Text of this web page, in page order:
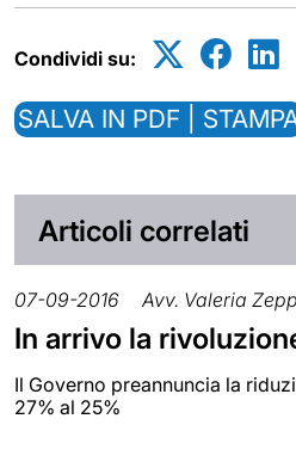
Condividi su:
SALVA IN PDF |
Articoli correlati
07-09-2016 Avv. Valeria
In arrivo la
Il Governo preannuncia la
27% al 25%